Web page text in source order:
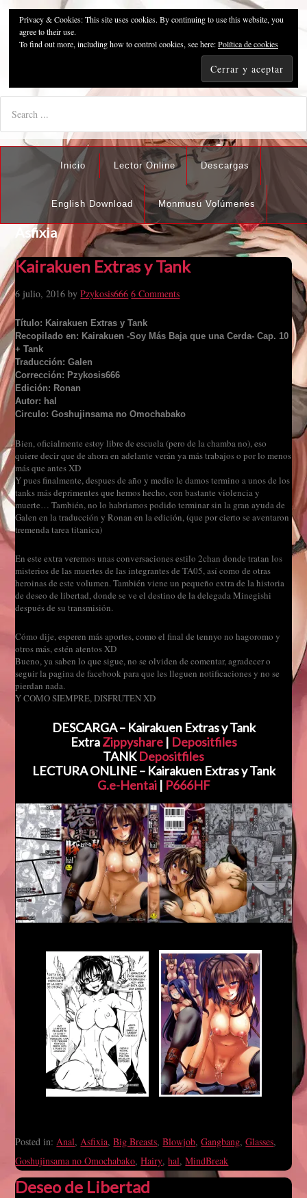
Pzykosis666HFansub
"I'm the best there is at what I do, but what I do best isn't very
Inicio Lector Online Descargas
English Download Monmusu Volúmenes
Asfixia
Kairakuen Extras y Tank
6 julio, 2016 byPzykosis666 6 Comments
Título: Kairakuen Extras y Tank
Recopilado en: Kairakuen -Soy Más Baja que una Cerda- Cap. 10
+ Tank
Traducción: Galen
Corrección: Pzykosis666
Edición: Ronan
Autor: hal
Circulo: Goshujinsama no Omochabako
Bien, oficialmente estoy libre de escuela (pero de la chamba no), eso
quiere decir que de ahora en adelante verán ya más trabajos o por lo menos
más que antes XD
Y pues finalmente, despues de año y medio le damos termino a unos de los
tanks más deprimentes que hemos hecho, con bastante violencia y
muerte… También, no lo habriamos podido terminar sin la gran ayuda de
Galen en la traducción y Ronan en la edición, (que por cierto se aventaron
tremenda tarea titanica)
En este extra veremos unas conversaciones estilo 2chan donde tratan los
misterios de las muertes de las integrantes de TA05, así como de otras
heroinas de este volumen. También viene un pequeño extra de la historia
de deseo de libertad, donde se ve el destino de la delegada Minegishi
después de su transmisión.
Cómo dije, esperen más aportes, como el final de tennyo no hagoromo y
otros más, estén atentos XD
Bueno, ya saben lo que sigue, no se olviden de comentar, agradecer o
seguir la pagina de facebook para que les lleguen notificaciones y no se
pierdan nada.
Y COMO SIEMPRE, DISFRUTEN XD
DESCARGA – Kairakuen Extras y Tank
ExtraZippyshare| Depositfiles
TANKDepositfiles
LECTURA ONLINE – Kairakuen Extras y Tank
G.e-Hentai| P666HF
Posted in:Anal,Asfixia,Big Breasts,Blowjob,Gangbang,Glasses,
Goshujinsama no Omochabako,Hairy,hal,MindBreak
Deseo de Libertad
Privacy & Cookies: This site uses cookies. By continuing to use this website, you
agree to their use.
To find out more, including how to control cookies, see here:Política de cookies